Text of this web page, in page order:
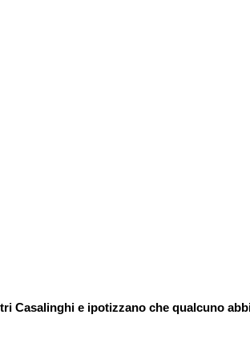
Casalinghi e ipotizzano che qualcuno